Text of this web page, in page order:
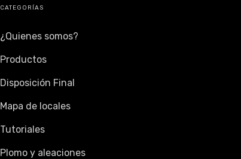
CATEGORÍAS
¿Quienes somos?
Productos
Disposición Final
Mapa de locales
Tutoriales
Plomo y aleaciones